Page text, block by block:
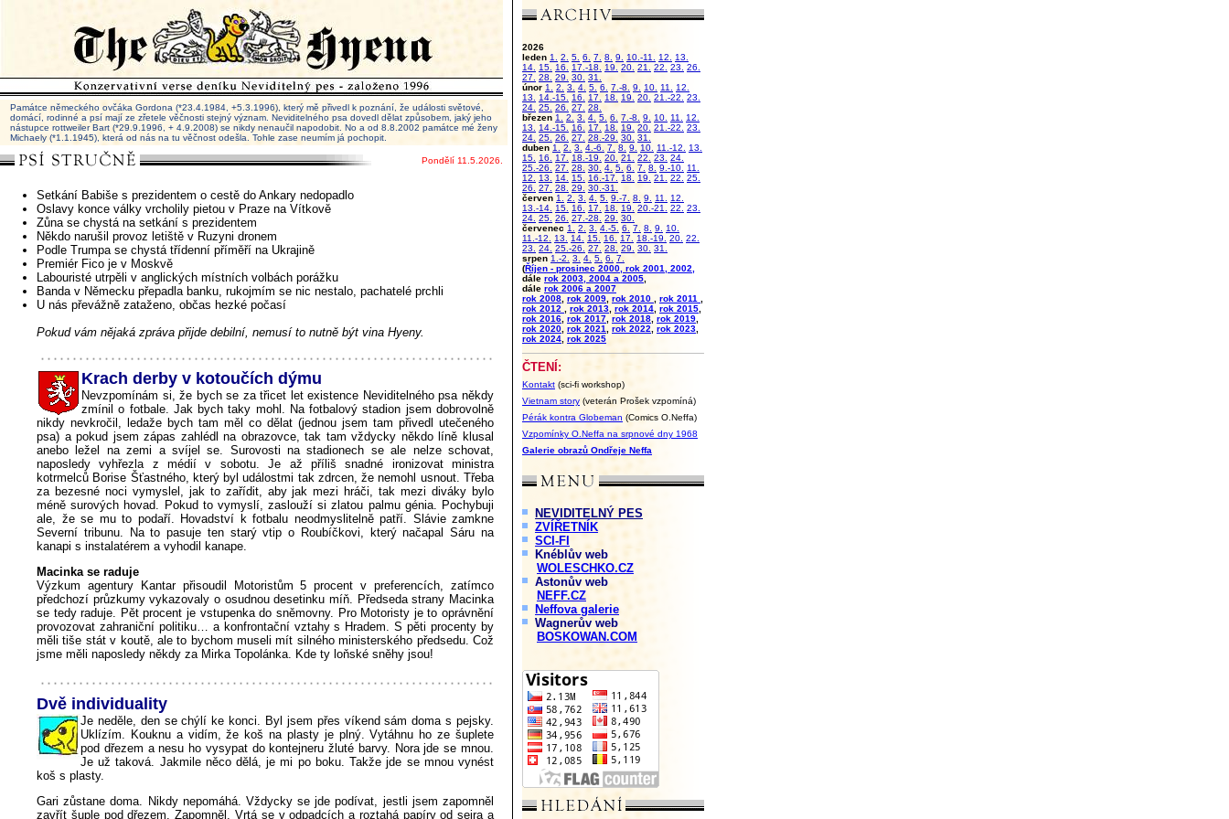
2026
leden 1. 2. 5. 6. 7. 8. 9. 10.-11. 12.
13.
14.
15. 16. 17.-18. 19. 20. 21. 22. 23.
26.
27.
28. 29. 30. 31.
únor 1. 2. 3. 4. 5. 6. 7.-8. 9. 10. 11.
12.
13.
14.-15. 16. 17. 18. 19. 20. 21.-22.
23.
24. 25. 26. 27.
28.
březen 1. 2. 3. 4. 5. 6. 7.-8. 9. 10. 11.
12.
13.
14.-15. 16. 17. 18. 19. 20. 21.-22.
23.
24. 25. 26. 27. 28.-29. 30. 31.
duben 1. 2. 3. 4.-6. 7. 8. 9. 10. 11.-12.
13.
15.
16. 17. 18.-19. 20. 21. 22. 23.
24.
25.-26.
27. 28. 30. 4. 5. 6. 7. 8. 9.-10.
11.
12.
13. 14. 15. 16.-17. 18. 19. 21. 22.
25.
26.
27. 28. 29.
30.-31.
červen 1. 2. 3. 4. 5. 9.-7. 8. 9. 11.
12.
13.-14.
15. 16. 17. 18. 19. 20.-21. 22.
23.
24. 25. 26. 27.-28. 29.
30.
červenec 1. 2. 3. 4.-5. 6. 7. 8. 9.
10.
11.-12.
13. 14. 15. 16. 17. 18.-19. 20. 22.
23.
24. 25.-26. 27. 28. 29. 30. 31.
srpen 1.-2. 3. 4. 5. 6. 7.
(Říjen - prosinec 2000, rok 2001, 2002,
dále rok 2003, 2004 a 2005
dále rok 2006 a 2007
rok 2008 rok 2009 rok 2010 rok 2011
rok 2012
rok 2013 rok 2014 rok 2015
rok 2016 rok 2017 rok 2018 rok 2019
rok 2020 rok 2021 rok 2022 rok 2023
rok 2024 rok 2025
ČTENÍ:
Kontakt (sci-fi workshop)
Vietnam story (veterán Prošek vzpomíná)
Pérák kontra Globeman (Comics O.Neffa)
Vzpomínky O.Neffa na srpnové dny 1968
Galerie obrazů Ondřeje Neffa
NEVIDITELNÝ PES
ZVÍŘETNÍK
SCI-FI
Knéblův web
WOLESCHKO.CZ
Astonův web
NEFF.CZ
Neffova galerie
Wagnerův web
BOSKOWAN.COM
Památce německého ovčáka Gordona (*23.4.1984, +5.3.1996), který mě přivedl k poznání, že události světové,
domácí, rodinné a psí mají ze zřetele věčnosti stejný význam. Neviditelného psa dovedl dělat způsobem, jaký jeho
nástupce rottweiler Bart (*29.9.1996, + 4.9.2008) se nikdy nenaučil napodobit. No a od 8.8.2002 památce mé ženy
Michaely (*1.1.1945), která od nás na tu věčnost odešla. Tohle zase neumím já pochopit.
Pondělí 11.5.2026.
Setkání Babiše s prezidentem o cestě do Ankary nedopadlo
Oslavy konce války vrcholily pietou v Praze na Vítkově
Zůna se chystá na setkání s prezidentem
Někdo narušil provoz letiště v Ruzyni dronem
Podle Trumpa se chystá třídenní příměří na Ukrajině
Premiér Fico je v Moskvě
Labouristé utrpěli v anglických místních volbách porážku
Banda v Německu přepadla banku, rukojmím se nic nestalo, pachatelé prchli
U nás převážně zataženo, občas hezké počasí
Pokud vám nějaká zpráva přijde debilní, nemusí to nutně být vina Hyeny.
Krach derby v kotoučích dýmu
Nevzpomínám si, že bych se za třicet let existence Neviditelného psa někdy
zmínil o fotbale. Jak bych taky mohl. Na fotbalový stadion jsem dobrovolně
nikdy nevkročil, ledaže bych tam měl co dělat (jednou jsem tam přivedl utečeného
psa) a pokud jsem zápas zahlédl na obrazovce, tak tam vždycky někdo líně klusal
anebo ležel na zemi a svíjel se. Surovosti na stadionech se ale nelze schovat,
naposledy vyhřezla z médií v sobotu. Je až příliš snadné ironizovat ministra
kotrmelců Borise Šťastného, který byl událostmi tak zdrcen, že nemohl usnout. Třeba
za bezesné noci vymyslel, jak to zařídit, aby jak mezi hráči, tak mezi diváky bylo
méně surových hovad. Pokud to vymyslí, zaslouží si zlatou palmu génia. Pochybuji
ale, že se mu to podaří. Hovadství k fotbalu neodmyslitelně patří. Slávie zamkne
Severní tribunu. Na to pasuje ten starý vtip o Roubíčkovi, který načapal Sáru na
kanapi s instalatérem a vyhodil kanape.
Macinka se raduje
Výzkum agentury Kantar přisoudil Motoristům 5 procent v preferencích, zatímco
předchozí průzkumy vykazovaly o osudnou desetinku míň. Předseda strany Macinka
se tedy raduje. Pět procent je vstupenka do sněmovny. Pro Motoristy je to oprávnění
provozovat zahraniční politiku… a konfrontační vztahy s Hradem. S pěti procenty by
měli tiše stát v koutě, ale to bychom museli mít silného ministerského předsedu. Což
jsme měli naposledy někdy za Mirka Topolánka. Kde ty loňské sněhy jsou!
Dvě individuality
Je neděle, den se chýlí ke konci. Byl jsem přes víkend sám doma s pejsky.
Uklízím. Kouknu a vidím, že koš na plasty je plný. Vytáhnu ho ze šuplete
pod dřezem a nesu ho vysypat do kontejneru žluté barvy. Nora jde se mnou.
Je už taková. Jakmile něco dělá, je mi po boku. Takže jde se mnou vynést
koš s plasty.
Gari zůstane doma. Nikdy nepomáhá. Vždycky se jde podívat, jestli jsem zapomněl
zavřít šuple pod dřezem. Zapomněl. Vrtá se v odpadcích a roztahá papíry od sejra a